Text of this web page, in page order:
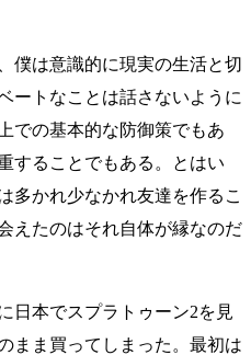
僕は意識的に現実の生活と切
ートなことは話さないように
での基本的な防御策でもあ
することでもある。とはい
多かれ少なかれ友達を作るこ
えたのはそれ自体が縁なのだ
日本でスプラトゥーン2を見
まま買ってしまった。最初は